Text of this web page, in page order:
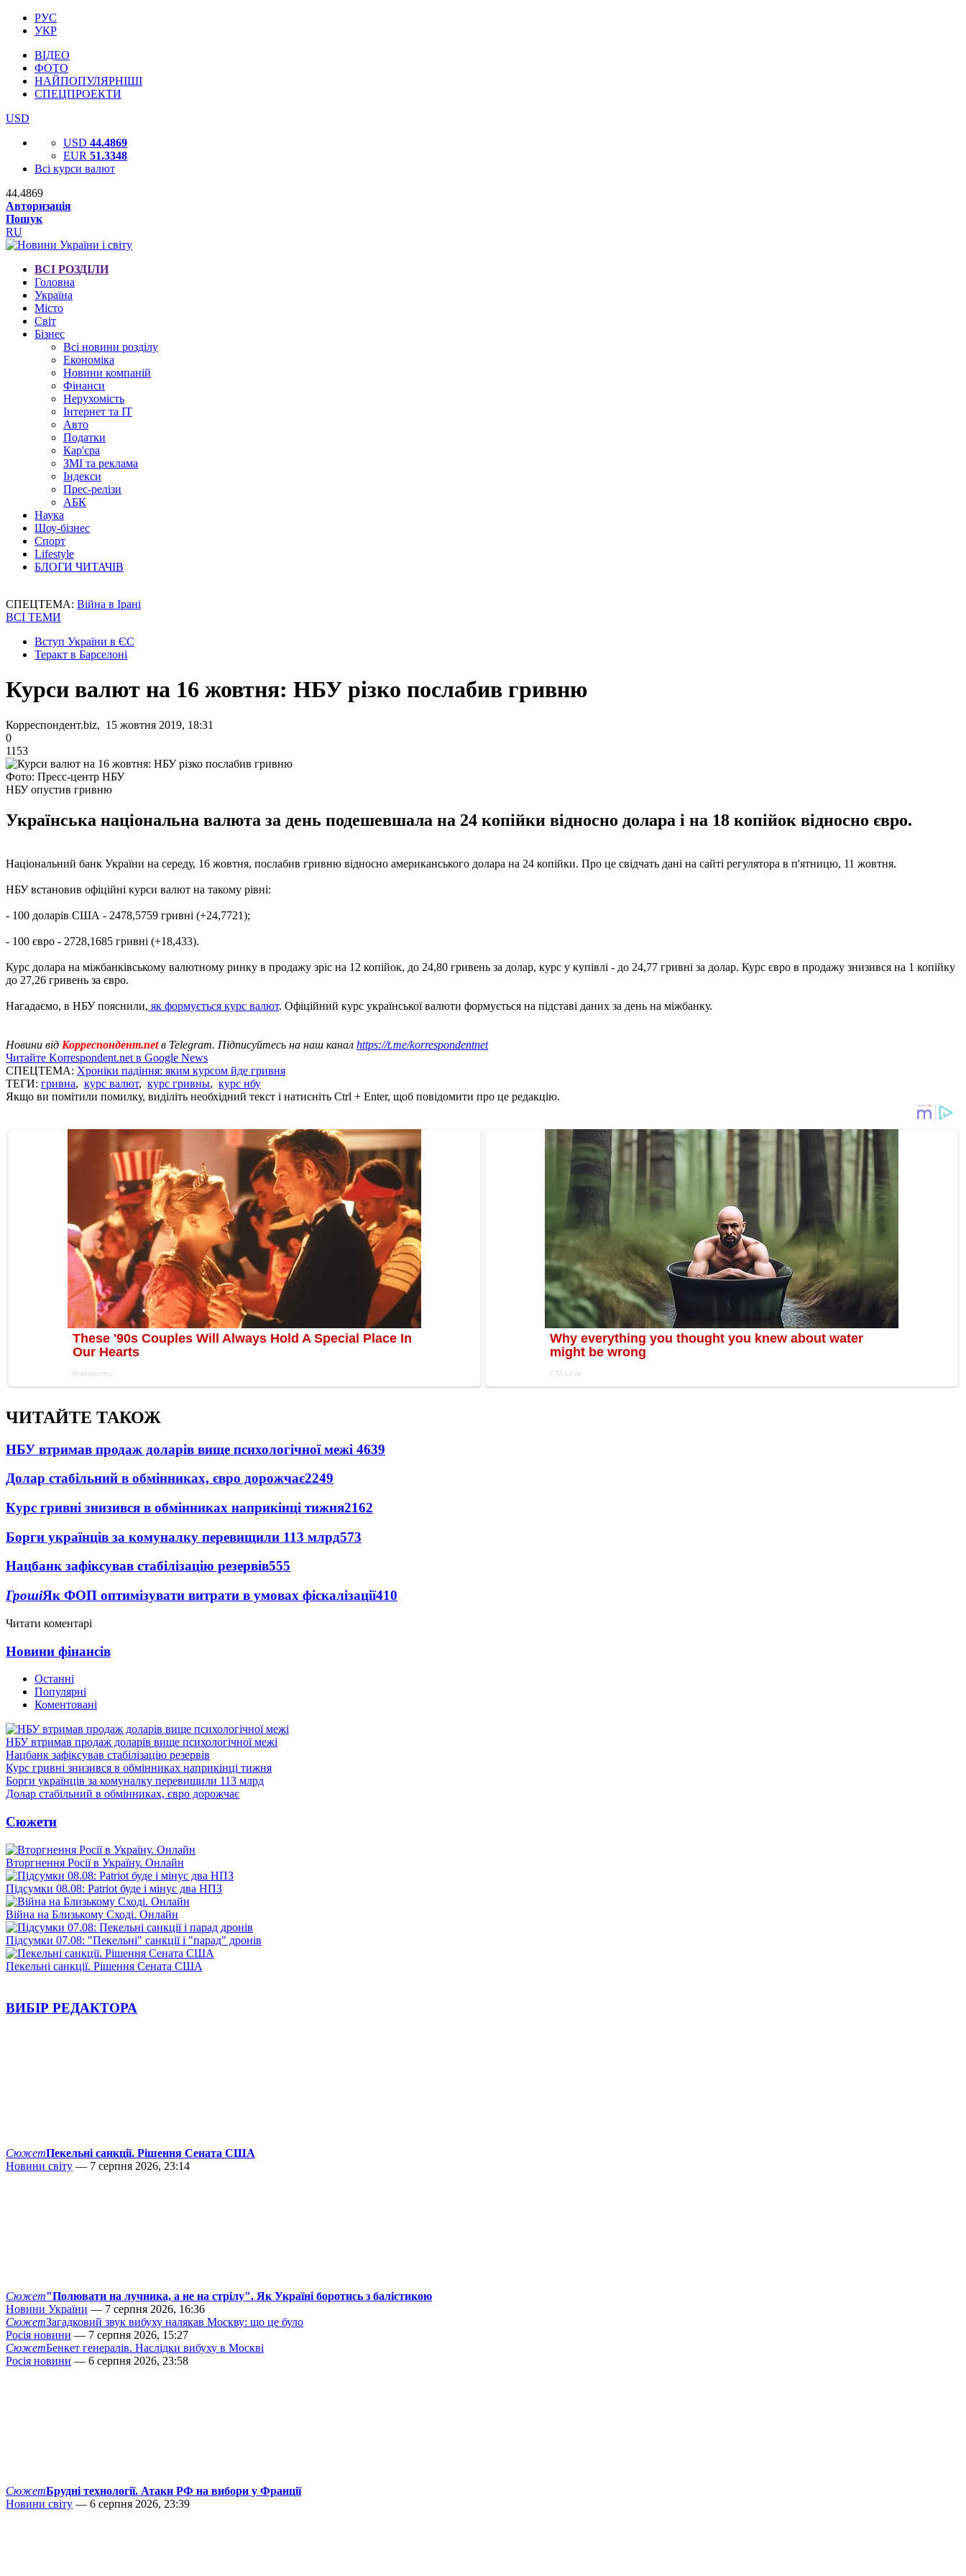
РУС
УКР
ВІДЕО
ФОТО
НАЙПОПУЛЯРНІШІ
СПЕЦПРОЕКТИ
USD
USD 44.4869
EUR 51.3348
Всі курси валют
44.4869
Авторизація
Пошук
RU
ВСІ РОЗДІЛИ
Головна
Україна
Місто
Світ
Бізнес
Всі новини розділу
Економіка
Новини компаній
Фінанси
Нерухомість
Інтернет та IT
Авто
Податки
Кар'єра
ЗМІ та реклама
Індекси
Прес-релізи
АБК
Наука
Шоу-бізнес
Спорт
Lifestyle
БЛОГИ ЧИТАЧІВ
СПЕЦТЕМА: Війна в Ірані
ВСІ ТЕМИ
Вступ України в ЄС
Теракт в Барселоні
Курси валют на 16 жовтня: НБУ різко послабив гривню
Корреспондент.biz, 15 жовтня 2019, 18:31
0
1153
Фото: Пресс-центр НБУ
НБУ опустив гривню
Українська національна валюта за день подешевшала на 24 копійки відносно долара і на 18 копійок відносно євро.
Національний банк України на середу, 16 жовтня, послабив гривню відносно американського долара на 24 копійки. Про це свідчать дані на сайті регулятора в п'ятницю, 11 жовтня.
НБУ встановив офіційні курси валют на такому рівні:
- 100 доларів США - 2478,5759 гривні (+24,7721);
- 100 євро - 2728,1685 гривні (+18,433).
Курс долара на міжбанківському валютному ринку в продажу зріс на 12 копійок, до 24,80 гривень за долар, курс у купівлі - до 24,77 гривні за долар. Курс євро в продажу знизився на 1 копійку
до 27,26 гривень за євро.
Нагадаємо, в НБУ пояснили, як формується курс валют. Офіційний курс української валюти формується на підставі даних за день на міжбанку.
Новини від Корреспондент.netв Telegram. Підписуйтесь на наш канал https://t.me/korrespondentnet
Читайте Korrespondent.net в Google News
СПЕЦТЕМА: Хроніки падіння: яким курсом йде гривня
ТЕГИ: гривна, курс валют, курс гривны, курс нбу
Якщо ви помітили помилку, виділіть необхідний текст і натисніть Ctrl + Enter, щоб повідомити про це редакцію.
ЧИТАЙТЕ ТАКОЖ
НБУ втримав продаж доларів вище психологічної межі 4639
Долар стабільний в обмінниках, євро дорожчає2249
Курс гривні знизився в обмінниках наприкінці тижня2162
Борги українців за комуналку перевищили 113 млрд573
Нацбанк зафіксував стабілізацію резервів555
ГрошіЯк ФОП оптимізувати витрати в умовах фіскалізації410
Читати коментарі
Новини фінансів
Останні
Популярні
Коментовані
НБУ втримав продаж доларів вище психологічної межі
Нацбанк зафіксував стабілізацію резервів
Курс гривні знизився в обмінниках наприкінці тижня
Борги українців за комуналку перевищили 113 млрд
Долар стабільний в обмінниках, євро дорожчає
Сюжети
Вторгнення Росії в Україну. Онлайн
Підсумки 08.08: Patriot буде і мінус два НПЗ
Війна на Близькому Сході. Онлайн
Підсумки 07.08: "Пекельні" санкції і "парад" дронів
Пекельні санкції. Рішення Сената США
ВИБІР РЕДАКТОРА
СюжетПекельні санкції. Рішення Сената США
Новини світу — 7 серпня 2026, 23:14
Сюжет"Полювати на лучника, а не на стрілу". Як Україні боротись з балістикою
Новини України — 7 серпня 2026, 16:36
СюжетЗагадковий звук вибуху налякав Москву: що це було
Росія новини — 7 серпня 2026, 15:27
СюжетБенкет генералів. Наслідки вибуху в Москві
Росія новини — 6 серпня 2026, 23:58
СюжетБрудні технології. Атаки РФ на вибори у Франції
Новини світу — 6 серпня 2026, 23:39